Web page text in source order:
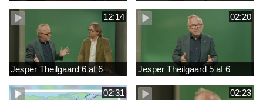
12:14
Jesper Theilgaard 6 af 6
02:20
Jesper Theilgaard 5 af 6
02:31 02:23